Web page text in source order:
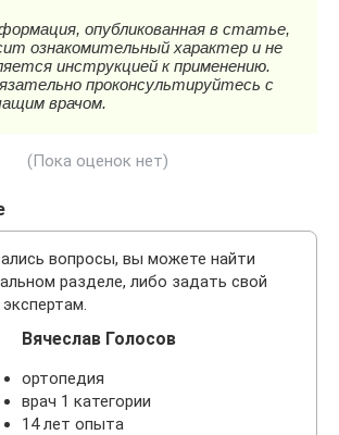
(Пока оценок нет)
вопросы, вы можете найти
разделе, либо задать свой
Вячеслав Голосов
ортопедия
врач 1 категории
14 лет опыта